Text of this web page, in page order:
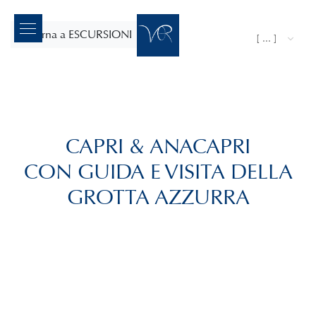
ritorna a ESCURSIONI [ ... ]
CAPRI & ANACAPRI
CON GUIDA E VISITA DELLA
GROTTA AZZURRA